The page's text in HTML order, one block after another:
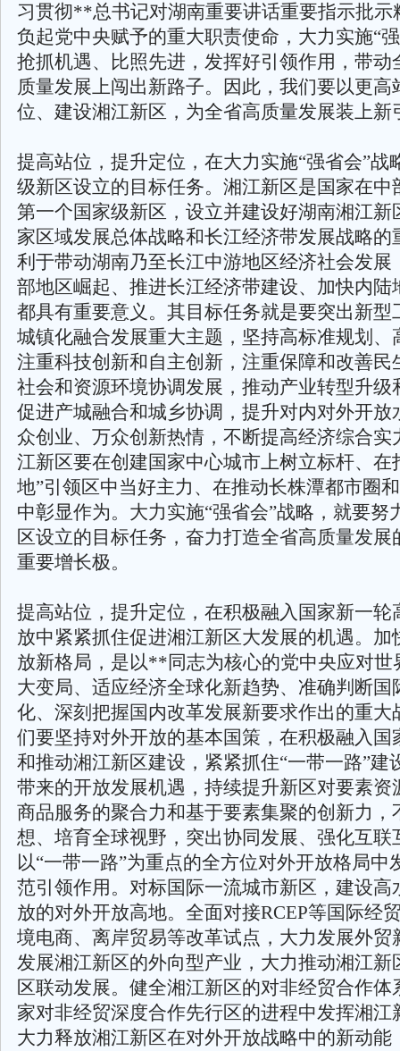
习贯彻**总书记对湖南重要讲话重要指示批示
负起党中央赋予的重大职责使命，大力实施“
抢抓机遇、比照先进，发挥好引领作用，带动
质量发展上闯出新路子。因此，我们要以更高
位、建设湘江新区，为全省高质量发展装上新
提高站位，提升定位，在大力实施“强省会”战
级新区设立的目标任务。湘江新区是国家在中
第一个国家级新区，设立并建设好湖南湘江新
家区域发展总体战略和长江经济带发展战略的
利于带动湖南乃至长江中游地区经济社会发展
部地区崛起、推进长江经济带建设、加快内陆
都具有重要意义。其目标任务就是要突出新型
城镇化融合发展重大主题，坚持高标准规划、
注重科技创新和自主创新，注重保障和改善民
社会和资源环境协调发展，推动产业转型升级
促进产城融合和城乡协调，提升对内对外开放
众创业、万众创新热情，不断提高经济综合实
江新区要在创建国家中心城市上树立标杆、在
地”引领区中当好主力、在推动长株潭都市圈
中彰显作为。大力实施“强省会”战略，就要努
区设立的目标任务，奋力打造全省高质量发展
重要增长极。
提高站位，提升定位，在积极融入国家新一轮
放中紧紧抓住促进湘江新区大发展的机遇。加
放新格局，是以**同志为核心的党中央应对世
大变局、适应经济全球化新趋势、准确判断国
化、深刻把握国内改革发展新要求作出的重大
们要坚持对外开放的基本国策，在积极融入国
和推动湘江新区建设，紧紧抓住“一带一路”建
带来的开放发展机遇，持续提升新区对要素资
商品服务的聚合力和基于要素集聚的创新力，
想、培育全球视野，突出协同发展、强化互联
以“一带一路”为重点的全方位对外开放格局中
范引领作用。对标国际一流城市新区，建设高
放的对外开放高地。全面对接RCEP等国际经
境电商、离岸贸易等改革试点，大力发展外贸
发展湘江新区的外向型产业，大力推动湘江新
区联动发展。健全湘江新区的对非经贸合作体
家对非经贸深度合作先行区的进程中发挥湘江
大力释放湘江新区在对外开放战略中的新动能